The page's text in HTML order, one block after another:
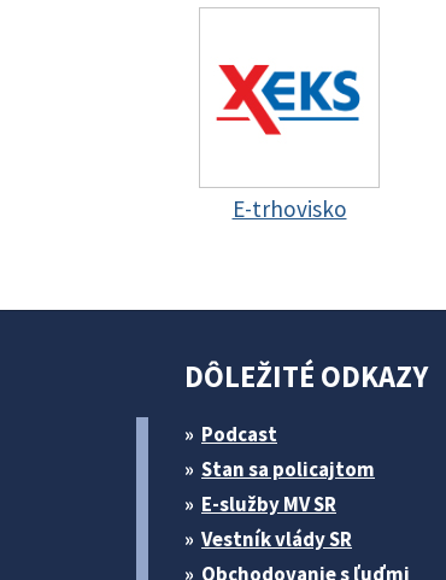
E-trhovisko
DÔLEŽITÉ ODKAZY
Podcast
Stan sa policajtom
E-služby MV SR
Vestník vlády SR
Obchodovanie s ľuďmi